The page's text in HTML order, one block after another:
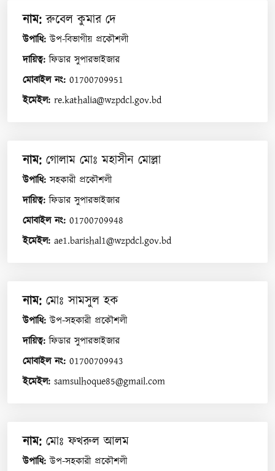
নাম:রুবেল কুমার দে
উপাধি:উপ-বিভাগীয় প্রকৌশলী
দায়িত্ব:ফিডার সুপারভাইজার
মোবাইল নং: 01700709951
ইমেইল: re.kathalia@wzpdcl.gov.bd
নাম: গোলাম মোঃ মহাসীন মোল্লা
উপাধি:সহকারী প্রকৌশলী
দায়িত্ব:ফিডার সুপারভাইজার
মোবাইল নং: 01700709948
ইমেইল: ae1.barishal1@wzpdcl.gov.bd
নাম: মোঃ সামসুল হক
উপাধি:উপ-সহকারী প্রকৌশলী
দায়িত্ব:ফিডার সুপারভাইজার
মোবাইল নং: 01700709943
ইমেইল: samsulhoque85@gmail.com
নাম: মোঃ ফখরুল আলম
উপাধি:উপ-সহকারী প্রকৌশলী